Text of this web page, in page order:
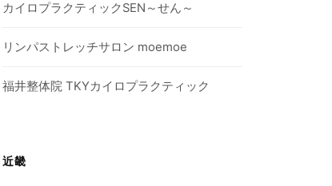
カイロプラクティックSEN～せん～
リンパストレッチサロン moemoe
福井整体院 TKYカイロプラクティック
近畿